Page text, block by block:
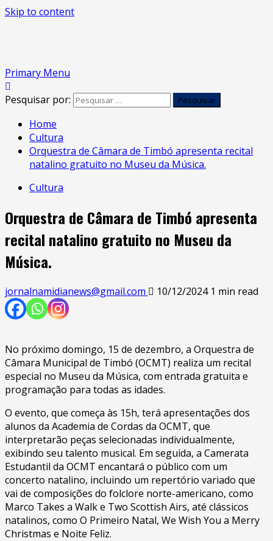
Skip to content
Primary Menu
Pesquisar por:
Home
Cultura
Orquestra de Câmara de Timbó apresenta recital
natalino gratuito no Museu da Música.
Cultura
Orquestra de Câmara de Timbó apresenta
recital natalino gratuito no Museu da
Música.
jornalnamidianews@gmail.com 10/12/2024 1 min read
No próximo domingo, 15 de dezembro, a Orquestra de
Câmara Municipal de Timbó (OCMT) realiza um recital
especial no Museu da Música, com entrada gratuita e
programação para todas as idades.
O evento, que começa às 15h, terá apresentações dos
alunos da Academia de Cordas da OCMT, que
interpretarão peças selecionadas individualmente,
exibindo seu talento musical. Em seguida, a Camerata
Estudantil da OCMT encantará o público com um
concerto natalino, incluindo um repertório variado que
vai de composições do folclore norte-americano, como
Marco Takes a Walk e Two Scottish Airs, até clássicos
natalinos, como O Primeiro Natal, We Wish You a Merry
Christmas e Noite Feliz.